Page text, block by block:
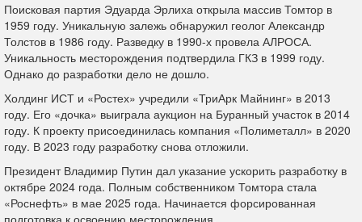
Поисковая партия Эдуарда Эрлиха открыла массив Томтор в
1959 году. Уникальную залежь обнаружил геолог Александр
Толстов в 1986 году. Разведку в 1990-х провела АЛРОСА.
Уникальность месторождения подтвердила ГКЗ в 1999 году.
Однако до разработки дело не дошло.
Холдинг ИСТ и «Ростех» учредили «ТриАрк Майнинг» в 2013
году. Его «дочка» выиграла аукцион на Буранный участок в 2014
году. К проекту присоединилась компания «Полиметалл» в 2020
году. В 2023 году разработку снова отложили.
Президент Владимир Путин дал указание ускорить разработку в
октябре 2024 года. Полным собственником Томтора стала
«Роснефть» в мае 2025 года. Начинается форсированная
подготовка к освоению месторождения.